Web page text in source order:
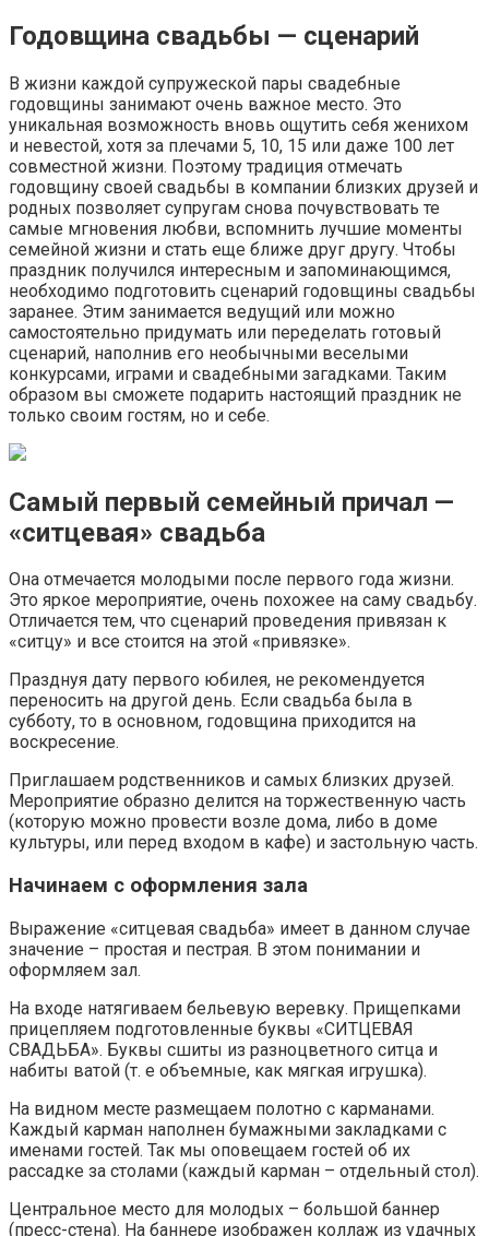
Годовщина свадьбы — сценарий
В жизни каждой супружеской пары свадебные
годовщины занимают очень важное место. Это
уникальная возможность вновь ощутить себя женихом
и невестой, хотя за плечами 5, 10, 15 или даже 100 лет
совместной жизни. Поэтому традиция отмечать
годовщину своей свадьбы в компании близких друзей и
родных позволяет супругам снова почувствовать те
самые мгновения любви, вспомнить лучшие моменты
семейной жизни и стать еще ближе друг другу. Чтобы
праздник получился интересным и запоминающимся,
необходимо подготовить сценарий годовщины свадьбы
заранее. Этим занимается ведущий или можно
самостоятельно придумать или переделать готовый
сценарий, наполнив его необычными веселыми
конкурсами, играми и свадебными загадками. Таким
образом вы сможете подарить настоящий праздник не
только своим гостям, но и себе.
Самый первый семейный причал —
«ситцевая» свадьба
Она отмечается молодыми после первого года жизни.
Это яркое мероприятие, очень похожее на саму свадьбу.
Отличается тем, что сценарий проведения привязан к
«ситцу» и все стоится на этой «привязке».
Празднуя дату первого юбилея, не рекомендуется
переносить на другой день. Если свадьба была в
субботу, то в основном, годовщина приходится на
воскресение.
Приглашаем родственников и самых близких друзей.
Мероприятие образно делится на торжественную часть
(которую можно провести возле дома, либо в доме
культуры, или перед входом в кафе) и застольную часть.
Начинаем с оформления зала
Выражение «ситцевая свадьба» имеет в данном случае
значение – простая и пестрая. В этом понимании и
оформляем зал.
На входе натягиваем бельевую веревку. Прищепками
прицепляем подготовленные буквы «СИТЦЕВАЯ
СВАДЬБА». Буквы сшиты из разноцветного ситца и
набиты ватой (т. е объемные, как мягкая игрушка).
На видном месте размещаем полотно с карманами.
Каждый карман наполнен бумажными закладками с
именами гостей. Так мы оповещаем гостей об их
рассадке за столами (каждый карман – отдельный стол).
Центральное место для молодых – большой баннер
(пресс-стена). На баннере изображен коллаж из удачных